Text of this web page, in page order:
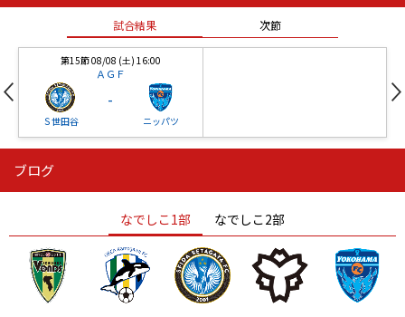
試合結果 次節
第15節 08/08 (土) 16:00
ＡＧＦ
Ｓ世田谷
-
ニッパツ
ニッパツ
ニッパツ 名古屋
石人の星
静岡 愛媛Ｌ
ブログ
なでしこ1部 なでしこ2部